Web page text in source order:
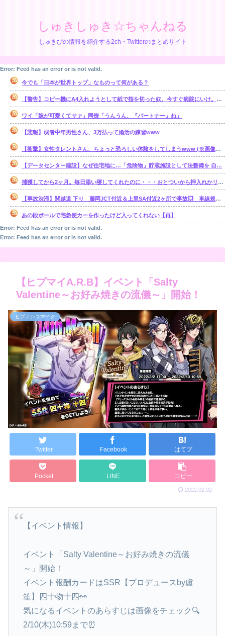
しゅきしゅき☆ちゃんねる
しゅきぴの情報を紹介する2ch・Twitterのまとめサイト
Error: Feed has an error or is not valid.
今でも「日本が世界トップ」なものって何がある？
【警告】コピー機にA4入れようとして紙で指を切った奴。今すぐ病院にいけ。腕一本切断になってもしらんぞ
ワイ「嫁が可愛くてサァ」同僚「うんうん、『パートナー』ね」
【悲報】弱者中年男性さん、3万払って婚活の練習www
【衝撃】女性タレントさん、ちょっと恐ろしい体験をしてしまうwww (※画像あり)
【データセンター建設】なぜ住宅地に…「危険物」貯蔵施設として法整備を 自…
捕獲してから2ヶ月。毎日添い寝してくれたのに・・・おとついから押入れかリビングで ひとり寝るようになってしまった・・・。【再】
【事故渋滞】関越道 下り 藤岡JCT付近＆上里SA付近2ヶ所で事故💥 車線規制 本庄児玉IC〜藤岡JCT 渋滞距離 5.0km 通過時間 20 分
あの段ボールで宅急便カーを作ったけど入ってくれない【再】
Error: Feed has an error or is not valid.
Error: Feed has an error or is not valid.
【ヒプマイA.R.B】イベント「Salty
Valentine～お好み焼きの流儀～」開始！
ヒプノシスマイク
Twitter Facebook はてブ
Pocket LINE コピー
2022.02.02
【イベント情報】
イベント「Salty Valentine～お好み焼きの流儀
～」開始！
イベント報酬カードはSSR【プロデュースby盧
笙】四十物十四👀
気になるイベントのあらすじは画像をチェック🔍
2/10(木)10:59まで⏰